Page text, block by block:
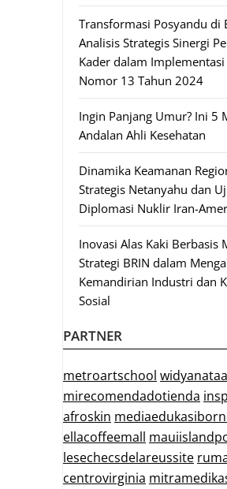
Transformasi Posyandu di
Analisis Strategis Sinergi
Kader dalam
Nomor 13 Tahun 2024
Ingin Panjang Umur? Ini 5
Andalan Ahli Kesehatan
Dinamika Keamanan
Strategis Netanyahu dan
Diplomasi Nuklir Iran-
Inovasi Alas Kaki Berbasis
Strategi BRIN dalam
Kemandirian Industri dan
Sosial
PARTNER
metroartschool
mirecomendadotienda
afroskin
ellacoffeemall
lesechecsdelareussite
centrovirginia